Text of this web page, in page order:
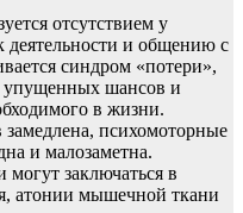
отсутствием у
деятельности и общению с
синдром «потери»,
упущенных шансов и
в жизни.
психомоторные
и малозаметна.
заключаться в
атонии мышечной ткани